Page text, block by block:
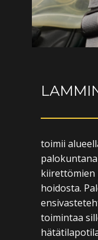
toimii
kiirettömien
hoidosta.
toimintaa